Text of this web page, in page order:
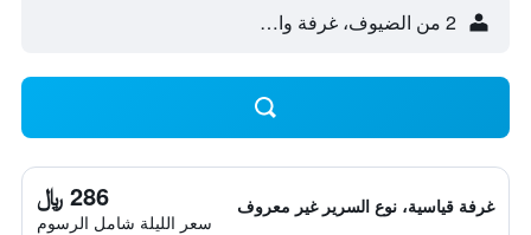
2 من الضيوف، غرفة واحدة
غرفة قياسية، نوع السرير غير معروف 286 ﷼
سعر الليلة شامل الرسوم